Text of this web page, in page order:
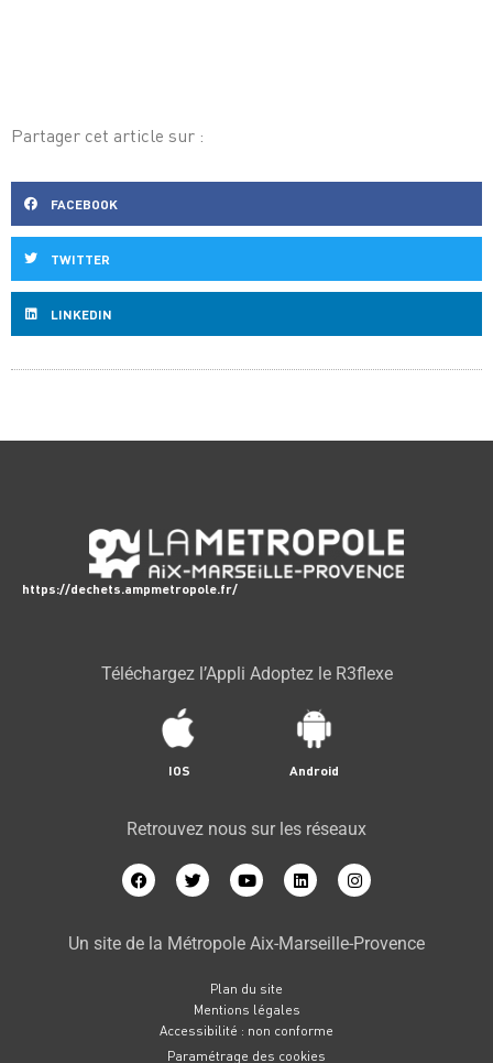
Partager cet article sur :
FACEBOOK
TWITTER
LINKEDIN
https://dechets.ampmetropole.fr/
Téléchargez l’Appli Adoptez le R3flexe
IOS Android
Retrouvez nous sur les réseaux
Un site de la Métropole Aix-Marseille-Provence
Plan du site
Mentions légales
Accessibilité : non conforme
Paramétrage des cookies